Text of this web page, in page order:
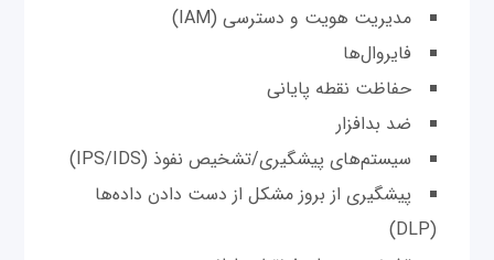
مدیریت هویت و دسترسی (IAM)
فایروال‌ها
حفاظت نقطه پایانی
ضد بدافزار
سیستم‌های پیشگیری/تشخیص نفوذ (IPS/IDS)
پیشگیری از بروز مشکل از دست دادن داده‌ها
(DLP)